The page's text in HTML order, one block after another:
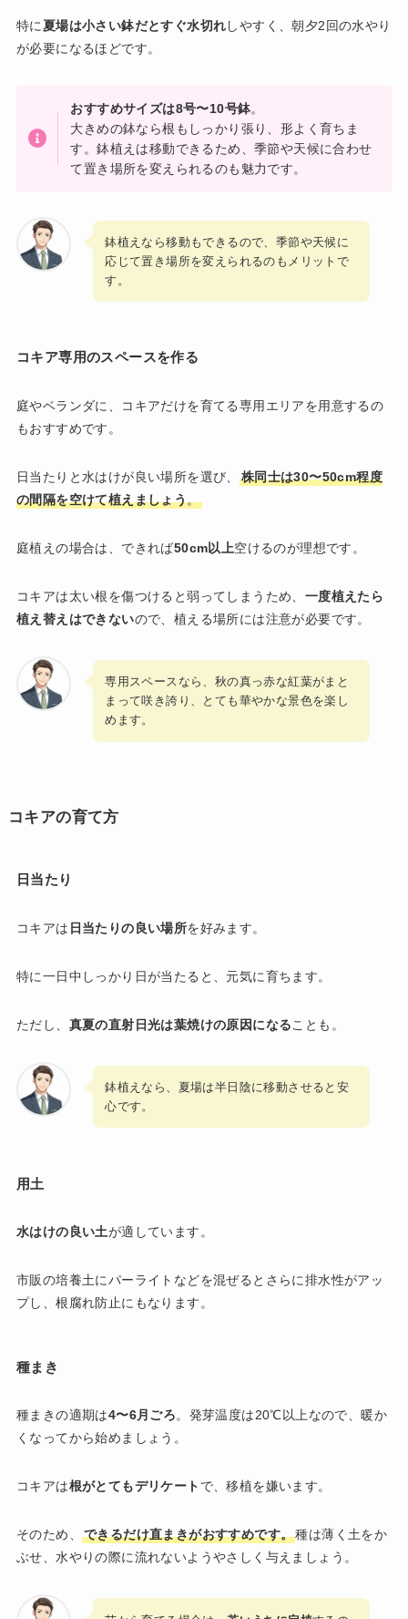
特に夏場は小さい鉢だとすぐ水切れしやすく、朝夕2回の水やり
が必要になるほどです。
おすすめサイズは8号〜10号鉢。
大きめの鉢なら根もしっかり張り、形よく育ちま
す。鉢植えは移動できるため、季節や天候に合わせ
て置き場所を変えられるのも魅力です。
鉢植えなら移動もできるので、季節や天候に
応じて置き場所を変えられるのもメリットで
す。
コキア専用のスペースを作る
庭やベランダに、コキアだけを育てる専用エリアを用意するの
もおすすめです。
日当たりと水はけが良い場所を選び、
株同士は30〜50cm程度
の間隔を空けて植えましょう。
庭植えの場合は、できれば50cm以上空けるのが理想です。
コキアは太い根を傷つけると弱ってしまうため、 一度植えたら
植え替えはできないので、植える場所には注意が必要です。
専用スペースなら、秋の真っ赤な紅葉がまと
まって咲き誇り、とても華やかな景色を楽し
めます。
コキアの育て方
日当たり
コキアは 日当たりの良い場所を好みます。
特に一日中しっかり日が当たると、元気に育ちます。
ただし、 真夏の直射日光は葉焼けの原因になることも。
鉢植えなら、夏場は半日陰に移動させると安
心です。
用土
水はけの良い土が適しています。
市販の培養土にパーライトなどを混ぜるとさらに排水性がアッ
プし、根腐れ防止にもなります。
種まき
種まきの適期は4〜6月ごろ。発芽温度は20℃以上なので、暖か
くなってから始めましょう。
コキアは根がとてもデリケート で、移植を嫌います。
そのため、 できるだけ直まきがおすすめです。種は薄く土をか
ぶせ、水やりの際に流れないようやさしく与えましょう。